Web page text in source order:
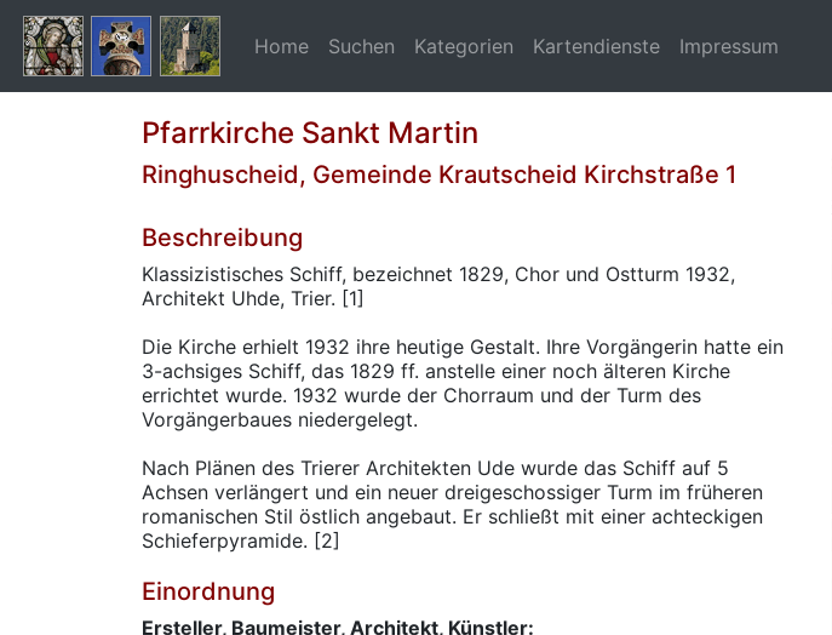
Home Suchen Kategorien Kartendienste Impressum
Pfarrkirche Sankt Martin
Ringhuscheid, Gemeinde Krautscheid Kirchstraße 1
Beschreibung
Klassizistisches Schiff, bezeichnet 1829, Chor und Ostturm 1932,
Architekt Uhde, Trier. [1]
Die Kirche erhielt 1932 ihre heutige Gestalt. Ihre Vorgängerin hatte ein
3-achsiges Schiff, das 1829 ff. anstelle einer noch älteren Kirche
errichtet wurde. 1932 wurde der Chorraum und der Turm des
Vorgängerbaues niedergelegt.
Nach Plänen des Trierer Architekten Ude wurde das Schiff auf 5
Achsen verlängert und ein neuer dreigeschossiger Turm im früheren
romanischen Stil östlich angebaut. Er schließt mit einer achteckigen
Schieferpyramide. [2]
Einordnung
Ersteller, Baumeister, Architekt, Künstler: